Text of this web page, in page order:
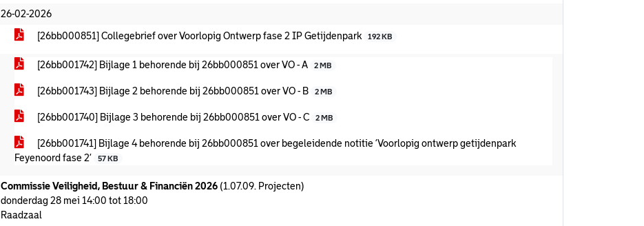
26-02-2026
[26bb000851] Collegebrief over Voorlopig Ontwerp fase 2 IP Getijdenpark 192 KB
[26bb001742] Bijlage 1 behorende bij 26bb000851 over VO - A 2 MB
[26bb001743] Bijlage 2 behorende bij 26bb000851 over VO - B 2 MB
[26bb001740] Bijlage 3 behorende bij 26bb000851 over VO - C 2 MB
[26bb001741] Bijlage 4 behorende bij 26bb000851 over begeleidende notitie ‘Voorlopig ontwerp getijdenpark
Feyenoord fase 2’
57 KB
Commissie Veiligheid, Bestuur & Financiën 2026 (1.07.09. Projecten)
donderdag 28 mei 14:00 tot 18:00
Raadzaal